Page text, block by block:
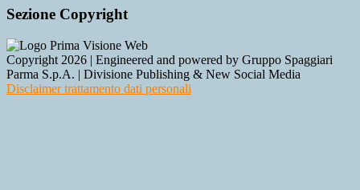
Sezione Copyright
Copyright 2026 | Engineered and powered by Gruppo Spaggiari
Parma S.p.A. | Divisione Publishing & New Social Media
Disclaimer trattamento dati personali